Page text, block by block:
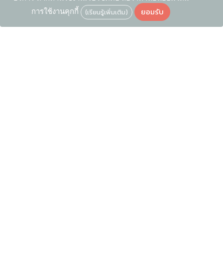
การใช้งานคุกกี้ (เรียนรู้เพิ่มเติม) ยอมรับ